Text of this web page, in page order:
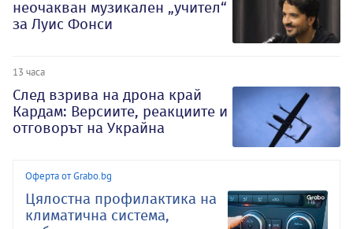
неочакван музикален „учител“
за Луис Фонси
13 часа
След взрива на дрона край
Кардам: Версиите, реакциите и
отговорът на Украйна
Оферта от Grabo.bg
Цялостна профилактика на
климатична система,